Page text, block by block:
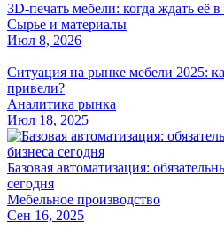
3D-печать мебели: когда ждать её
Сырье и материалы
Июл 8, 2026
Ситуация на рынке мебели 2025:
привели?
Аналитика рынка
Июл 18, 2025
Базовая автоматизация:
сегодня
Мебельное производство
Сен 16, 2025